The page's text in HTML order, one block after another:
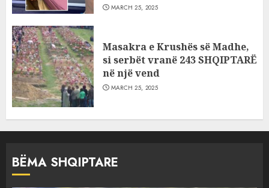
MARCH 25, 2025
Masakra e Krushës së Madhe,
si serbët vranë 243 SHQIPTARË
në një vend
MARCH 25, 2025
BËMA SHQIPTARE